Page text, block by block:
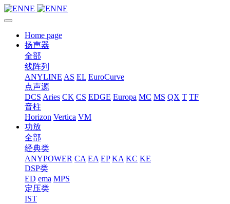
Home page
扬声器
全部
线阵列
ANYLINE AS EL EuroCurve
点声源
DCS Aries CK CS EDGE Europa MC MS QX T TF
音柱
Horizon Vertica VM
功放
全部
经典类
ANYPOWER CA EA EP KA KC KE
DSP类
ED ema MPS
定压类
IST